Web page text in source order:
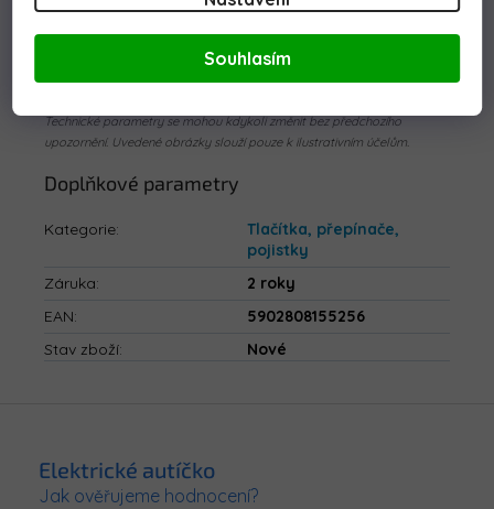
Souhlasím
Náhradní díl - pojistka 25A pro elektrická vozidla.
Technické parametry se mohou kdykoli změnit bez předchozího
upozornění. Uvedené obrázky slouží pouze k ilustrativním účelům.
Doplňkové parametry
Kategorie:
Tlačítka, přepínače,
pojistky
Záruka:
2 roky
EAN:
5902808155256
Stav zboží: Nové
Elektrické autíčko
Jak ověřujeme hodnocení?